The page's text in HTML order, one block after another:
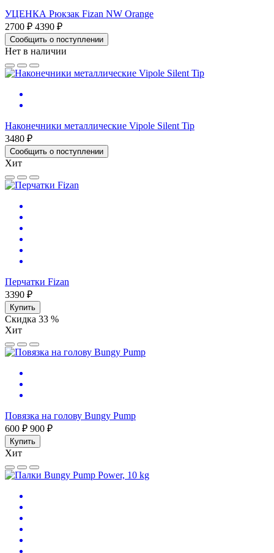
УЦЕНКА Рюкзак Fizan NW Orange
2700 ₽ 4390 ₽
Сообщить о поступлении
Нет в наличии
Наконечники металлические Vipole Silent Tip
3480 ₽
Сообщить о поступлении
Хит
Перчатки Fizan
3390 ₽
Купить
Скидка 33 %
Хит
Повязка на голову Bungy Pump
600 ₽ 900 ₽
Купить
Хит